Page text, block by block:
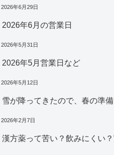
2026年6月29日
2026年6月の営業日
2026年5月31日
2026年5月営業日など
2026年5月12日
雪が降ってきたので、春の準
2026年2月7日
漢方薬って苦い？飲みにくい